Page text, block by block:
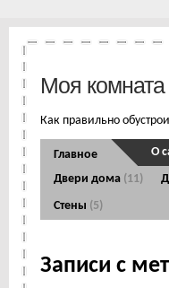
Моя комната
Как правильно
Главное
Двери дома (11)
Стены (5)
О
Записи с